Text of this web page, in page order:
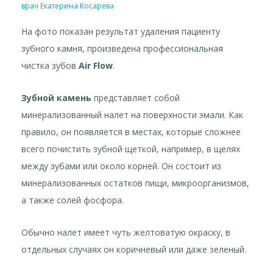
врач Екатерина Косарева
На фото показан результат удаления пациенту
зубного камня, произведена профессиональная
чистка зубов Air Flow.
Зубной камень представляет собой
минерализованный налет на поверхности эмали. Как
правило, он появляется в местах, которые сложнее
всего почистить зубной щеткой, например, в щелях
между зубами или около корней. Он состоит из
минерализованных остатков пищи, микроорганизмов,
а также солей фосфора.
Обычно налет имеет чуть желтоватую окраску, в
отдельных случаях он коричневый или даже зеленый.